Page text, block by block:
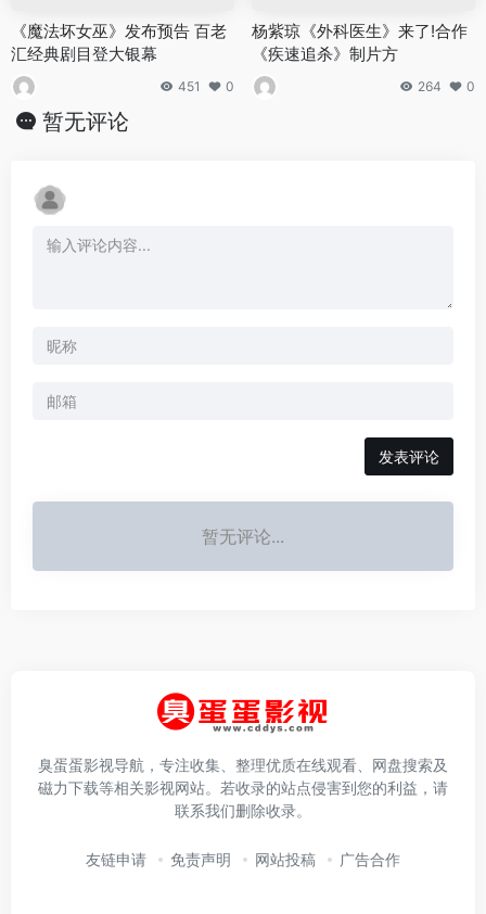
《魔法坏女巫》发布预告 百老
汇经典剧目登大银幕
451 0
杨紫琼《外科医生》来了!合作
《疾速追杀》制片方
264 0
暂无评论
发表评论
暂无评论...
臭蛋蛋影视导航，专注收集、整理优质在线观看、网盘搜索及
磁力下载等相关影视网站。若收录的站点侵害到您的利益，请
联系我们删除收录。
友链申请 免责声明 网站投稿 广告合作